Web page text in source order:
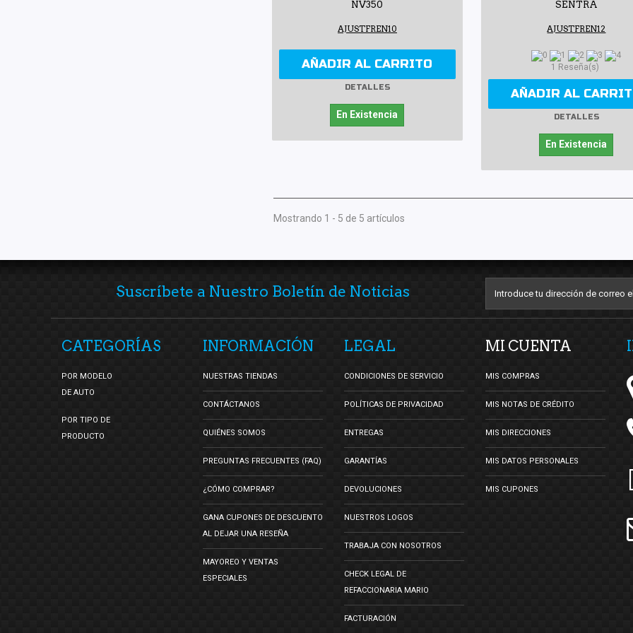
NV350
AJUSTFREN10
AÑADIR AL CARRITO
DETALLES
En Existencia
SENTRA
AJUSTFREN12
1 Reseña(s)
AÑADIR AL
DETALLES
En Existencia
Mostrando 1 - 5 de 5 artículos
Suscríbete a Nuestro Boletín de Noticias
CATEGORÍAS
POR MODELO
DE AUTO
POR TIPO DE
PRODUCTO
INFORMACIÓN
NUESTRAS TIENDAS
CONTÁCTANOS
QUIÉNES SOMOS
PREGUNTAS FRECUENTES (FAQ)
¿CÓMO COMPRAR?
GANA CUPONES DE DESCUENTO
AL DEJAR UNA RESEÑA
MAYOREO Y VENTAS
ESPECIALES
LEGAL
CONDICIONES DE SERVICIO
POLÍTICAS DE PRIVACIDAD
ENTREGAS
GARANTÍAS
DEVOLUCIONES
NUESTROS LOGOS
TRABAJA CON NOSOTROS
CHECK LEGAL DE
REFACCIONARIA MARIO
FACTURACIÓN
MI CUENTA
MIS COMPRAS
MIS NOTAS DE CRÉDITO
MIS DIRECCIONES
MIS DATOS PERSONALES
MIS CUPONES